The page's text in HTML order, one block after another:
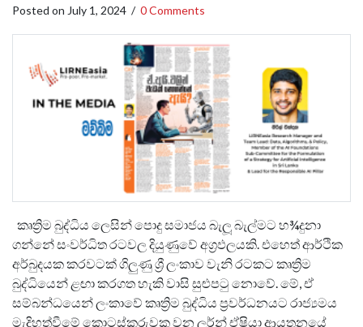
Posted on July 1, 2024 / 0 Comments
කෘත්‍රිම බුද්ධිය ලෙසින් පොදු සමාජය බැලූ බැල්මට හ¾දුනා
ගන්නේ සංවර්ධිත රටවල දියුණුවේ අග්‍රඵලයකි. එහෙත් ආර්ථික
අර්බුදයක කරවටක් ගිලුණු ශ්‍රී ලංකාව වැනි රටකට කෘත්‍රිම
බුද්ධියෙන් ළඟා කරගත හැකි වාසි සුළුපටු නොවේ. මේ, ඒ
සම්බන්ධයෙන් ලංකාවේ කෘත්‍රිම බුද්ධිය ප්‍රවර්ධනයට රාජ්‍යමය
මැදිහත්වීමේ කොටස්කරුවකු වන ලර්න් ඒෂියා ආයතනයේ